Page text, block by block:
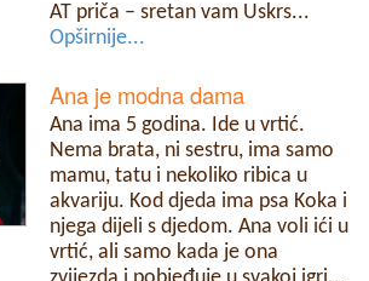
AT priča – sretan vam Uskrs...
Opširnije...
Ana je modna dama
Ana ima 5 godina. Ide u vrtić.
Nema brata, ni sestru, ima samo
mamu, tatu i nekoliko ribica u
akvariju. Kod djeda ima psa Koka i
njega dijeli s djedom. Ana voli ići u
vrtić, ali samo kada je ona